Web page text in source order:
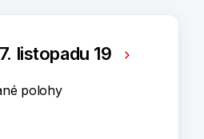
listopadu 19
polohy